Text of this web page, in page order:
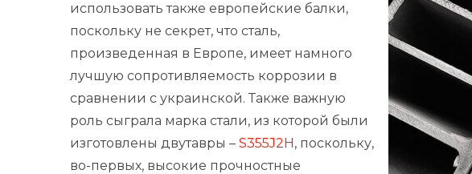
использовать также европейские балки,
поскольку не секрет, что сталь,
произведенная в Европе, имеет намного
лучшую сопротивляемость коррозии в
сравнении с украинской. Также важную
роль сыграла марка стали, из которой были
изготовлены двутавры – S355J2H, поскольку,
во-первых, высокие прочностные